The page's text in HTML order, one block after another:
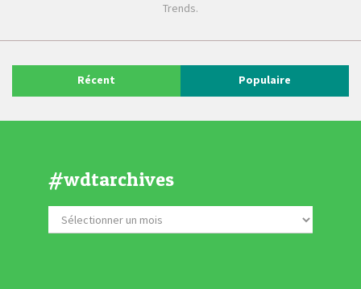
Trends.
Récent Populaire
#wdtarchives